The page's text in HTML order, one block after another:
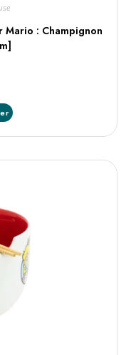
: Champignon